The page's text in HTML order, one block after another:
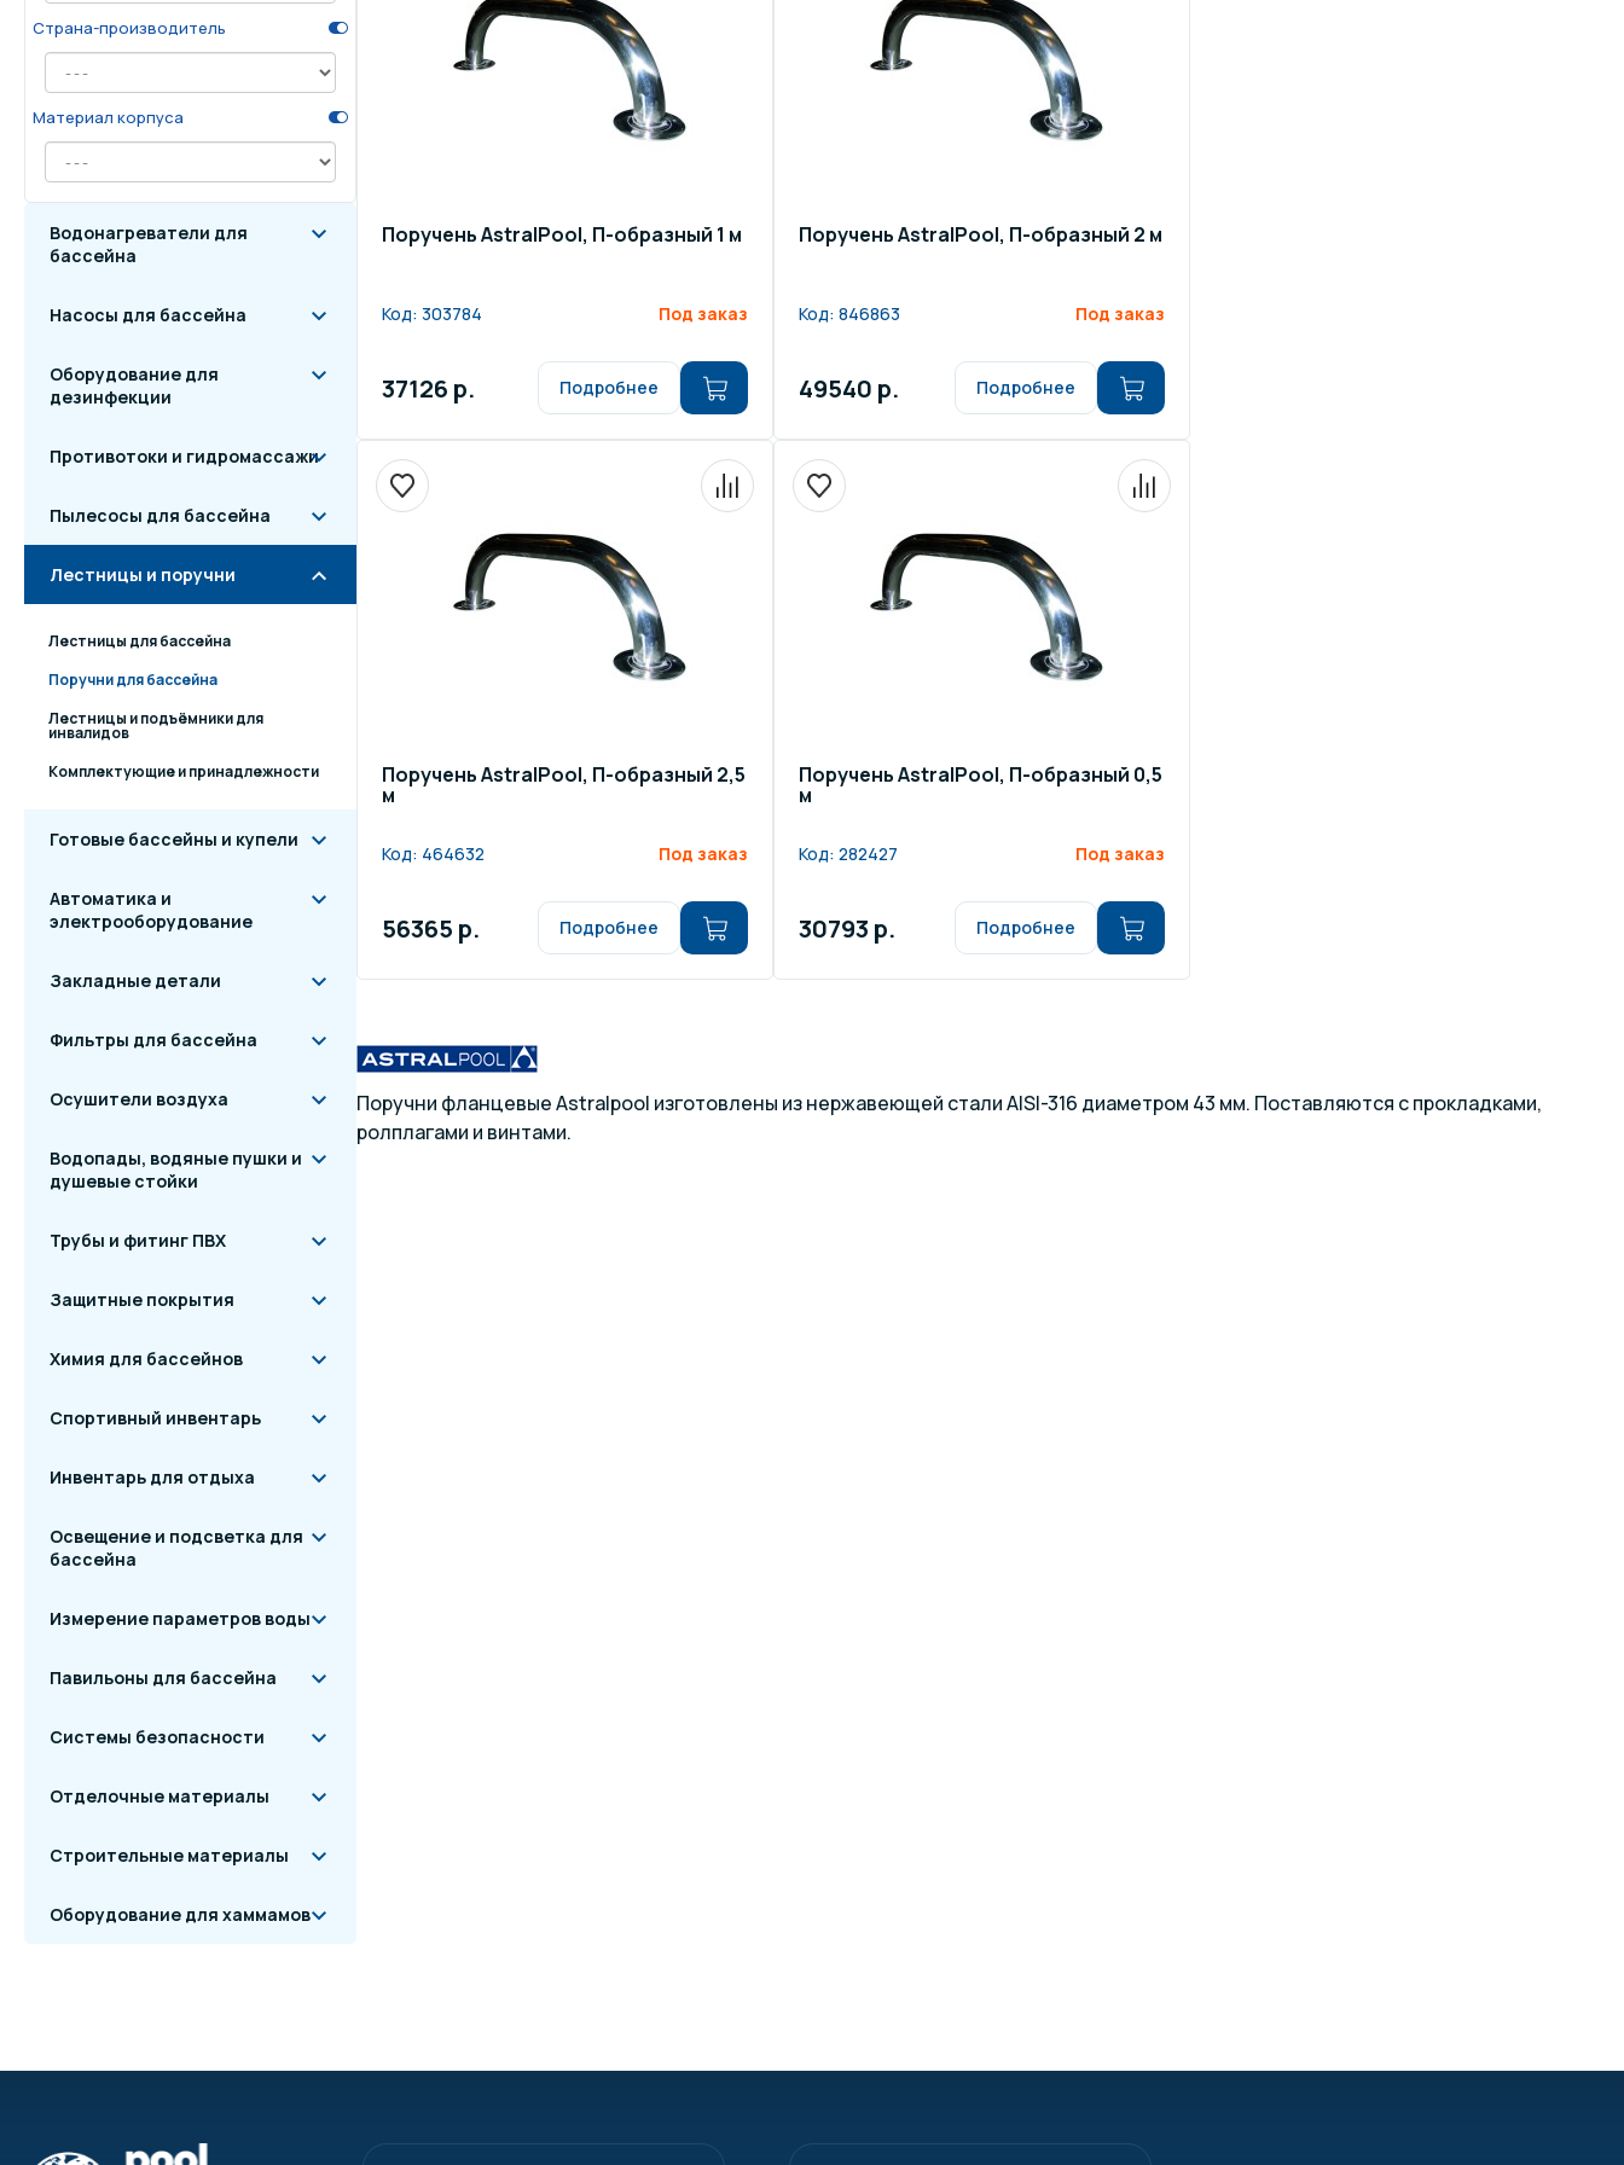
Инвентарь для отдыха
Освещение и подсветка для
Измерение параметров воды
Системы безопасности Отделочные материалы Строительные материалы
Страна-производитель
Материал корпуса
Водонагреватели для
бассейна
Насосы для бассейна
Оборудование для
дезинфекции
Противотоки и гидромассажи
Пылесосы для бассейна
Лестницы и поручни
Лестницы для бассейна
Поручни для бассейна
Лестницы и подъёмники для
инвалидов
Комплектующие и принадлежности
Готовые бассейны и купели
Автоматика и
электрооборудование
Закладные детали
Фильтры для бассейна
Осушители воздуха
Водопады, водяные пушки и
душевые стойки
Трубы и фитинг ПВХ
Защитные покрытия
Химия для бассейнов
Спортивный инвентарь
Инвентарь для отдыха
Освещение и подсветка для
бассейна
Измерение параметров воды
Павильоны для бассейна
Системы безопасности
Отделочные материалы
Строительные материалы
Оборудование для хаммамов
Поручень AstralPool, П-образный 1 м
Код: 303784 Под заказ
37126 р. Подробнее
Поручень AstralPool, П-образный 2 м
Код: 846863 Под заказ
49540 р. Подробнее
Поручень AstralPool, П-образный 2,5
м
Код: 464632 Под заказ
56365 р. Подробнее
Поручень AstralPool, П-образный 0,5
м
Код: 282427 Под заказ
30793 р. Подробнее
Поручни фланцевые Astralpool изготовлены из нержавеющей стали AISI-316 диаметром 43 мм. Поставляются с прокладками,
ролплагами и винтами.